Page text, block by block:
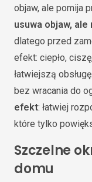
objaw, ale pomija
usuwa objaw,
dlatego przed
efekt: ciepło,
łatwiejszą
bez wracania do
efekt: łatwiej
które tylko
Szczelne
domu